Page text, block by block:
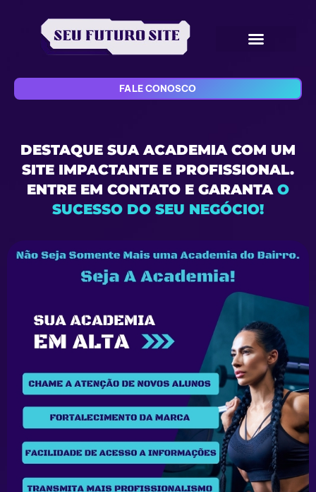
FALE CONOSCO
DESTAQUE SUA ACADEMIA COM UM
SITE IMPACTANTE E PROFISSIONAL.
ENTRE EM CONTATO E GARANTAO
SUCESSO DO SEU NEGÓCIO!